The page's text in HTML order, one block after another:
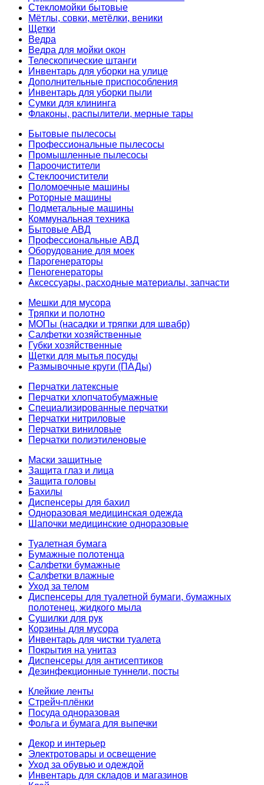
Стекломойки бытовые
Мётлы, совки, метёлки, веники
Щетки
Ведра
Ведра для мойки окон
Телескопические штанги
Инвентарь для уборки на улице
Дополнительные приспособления
Инвентарь для уборки пыли
Сумки для клининга
Флаконы, распылители, мерные тары
Бытовые пылесосы
Профессиональные пылесосы
Промышленные пылесосы
Пароочистители
Стеклоочистители
Поломоечные машины
Роторные машины
Подметальные машины
Коммунальная техника
Бытовые АВД
Профессиональные АВД
Оборудование для моек
Парогенераторы
Пеногенераторы
Аксессуары, расходные материалы, запчасти
Мешки для мусора
Тряпки и полотно
МОПы (насадки и тряпки для швабр)
Салфетки хозяйственные
Губки хозяйственные
Щетки для мытья посуды
Размывочные круги (ПАДы)
Перчатки латексные
Перчатки хлопчатобумажные
Специализированные перчатки
Перчатки нитриловые
Перчатки виниловые
Перчатки полиэтиленовые
Маски защитные
Защита глаз и лица
Защита головы
Бахилы
Диспенсеры для бахил
Одноразовая медицинская одежда
Шапочки медицинские одноразовые
Туалетная бумага
Бумажные полотенца
Салфетки бумажные
Салфетки влажные
Уход за телом
Диспенсеры для туалетной бумаги, бумажных
полотенец, жидкого мыла
Сушилки для рук
Корзины для мусора
Инвентарь для чистки туалета
Покрытия на унитаз
Диспенсеры для антисептиков
Дезинфекционные туннели, посты
Клейкие ленты
Стрейч-плёнки
Посуда одноразовая
Фольга и бумага для выпечки
Декор и интерьер
Электротовары и освещение
Уход за обувью и одеждой
Инвентарь для складов и магазинов